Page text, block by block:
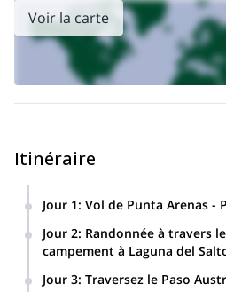
Voir la carte
Itinéraire
Jour 1: Vol de Punta Arenas -
Jour 2: Randonnée à travers
campement à Laguna del
Jour 3: Traversez le Paso